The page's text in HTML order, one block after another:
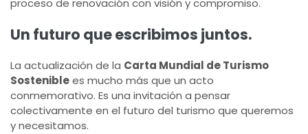
proceso de renovación con visión y compromiso.
Un futuro que escribimos juntos.
La actualización de la Carta Mundial de Turismo
Sosteniblees mucho más que un acto
conmemorativo. Es una invitación a pensar
colectivamente en el futuro del turismo que queremos
y necesitamos.